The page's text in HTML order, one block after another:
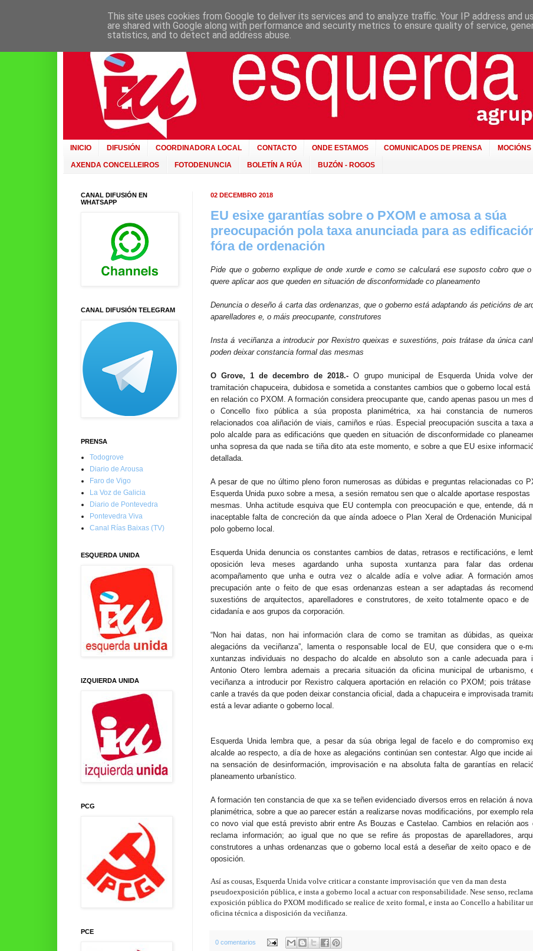
INICIO DIFUSIÓN COORDINADORA LOCAL CONTACTO ONDE ESTAMOS COMUNICADOS DE PRENSA MOCIÓNS
AXENDA CONCELLEIROS FOTODENUNCIA BOLETÍN A RÚA BUZÓN - ROGOS
02 DECEMBRO 2018
EU esixe garantías sobre o PXOM e amosa a súa
preocupación pola taxa anunciada para as
fóra de ordenación
Pide que o goberno explique de onde xurde e como se calculará ese suposto cobro que o
quere aplicar aos que queden en situación de disconformidade co planeamento
Denuncia o deseño á carta das ordenanzas, que o goberno está adaptando ás peticións de
aparelladores e, o máis preocupante, construtores
Insta á veciñanza a introducir por Rexistro queixas e suxestións, pois trátase da única
poden deixar constancia formal das mesmas
O Grove, 1 de decembro de 2018.-O grupo municipal de Esquerda Unida volve
tramitación chapuceira, dubidosa e sometida a constantes cambios que o goberno local está
en relación co PXOM. A formación considera preocupante que, cando apenas pasou un mes
o Concello fixo pública a súa proposta planimétrica, xa hai constancia de
relacionados coa aliñación de viais, camiños e rúas. Especial preocupación suscita a taxa
polo alcalde para as edificacións que queden en situación de disconformidade co
unha sopresa da que nada se tiña dito ata este momento, e sobre a que EU esixe
detallada.
A pesar de que no último pleno foron numerosas as dúbidas e preguntas relacionadas co
Esquerda Unida puxo sobre a mesa, a sesión rematou sen que o alcalde aportase respostas
mesmas. Unha actitude esquiva que EU contempla con preocupación e que, entende, dá
inaceptable falta de concreción da que aínda adoece o Plan Xeral de Ordenación
polo goberno local.
Esquerda Unida denuncia os constantes cambios de datas, retrasos e rectificacións, e
oposición leva meses agardando unha suposta xuntanza para falar das
acompañamento que unha e outra vez o alcalde adía e volve adiar. A formación
precupación ante o feito de que esas ordenanzas estean a ser adaptadas ás
suxestións de arquitectos, aparelladores e construtores, de xeito totalmente opaco e
cidadanía e aos grupos da corporación.
“Non hai datas, non hai información clara de como se tramitan as dúbidas, as
alegacións da veciñanza”, lamenta o responsable local de EU, que considera que o e-
xuntanzas individuais no despacho do alcalde en absoluto son a canle adecuada para
Antonio Otero lembra ademais a precaria situación da oficina municipal de urbanismo,
veciñanza a introducir por Rexistro calquera aportación en relación co PXOM; pois
canle a través da que poden deixar constancia oficial, dada a chapuceira e improvisada
está a levar adiante o goberno local.
Esquerda Unida lembra que, a pesar da súa obriga legal de facelo e do compromiso
alcalde ao respecto, a día de hoxe as alegacións continúan sen contestar. Algo que incide
na sensación de desinformación, improvisación e na absoluta falta de garantías en
planeamento urbanístico.
A formación ten constancia de que xa se teñen evidenciado diversos erros en relación á
planimétrica, sobre a que ao parecer están a realizarse novas modificacións, por exemplo
co novo vial que está previsto abrir entre As Bouzas e Castelao. Cambios en relación aos
reclama información; ao igual que no que se refire ás propostas de aparelladores,
construtores a unhas ordenanzas que o goberno local está a deseñar de xeito opaco e
oposición.
Así as cousas, Esquerda Unida volve criticar a constante improvisación que ven da man desta
pseudoexposición pública, e insta a goberno local a actuar con responsabilidade. Nese senso,
exposición pública do PXOM modificado se realice de xeito formal, e insta ao Concello a habilitar
oficina técnica a disposición da veciñanza.
0 comentarios
CANAL DIFUSIÓN EN
WHATSAPP
CANAL DIFUSIÓN TELEGRAM
PRENSA
Todogrove
Diario de Arousa
Faro de Vigo
La Voz de Galicia
Diario de Pontevedra
Pontevedra Viva
Canal Rías Baixas (TV)
ESQUERDA UNIDA
IZQUIERDA UNIDA
PCG
PCE
This site uses cookies from Google to deliver its services and to analyze traffic. Your IP address and
are shared with Google along with performance and security metrics to ensure quality of service,
statistics, and to detect and address abuse.